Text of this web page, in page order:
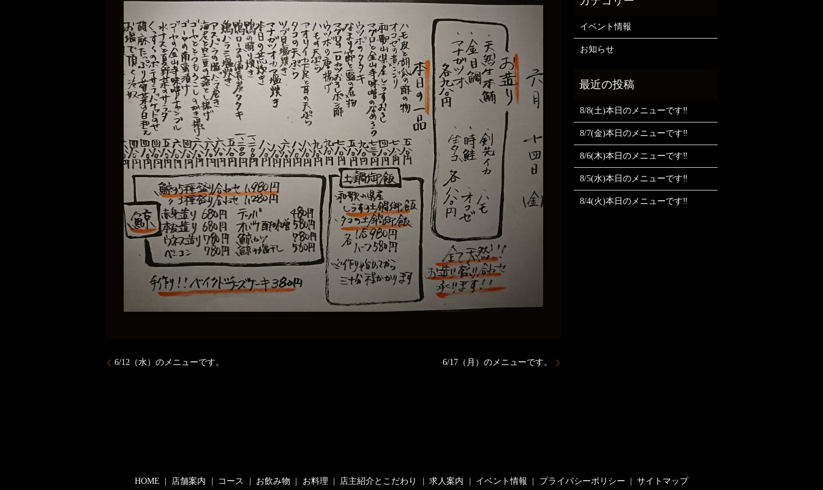
6/12（水）のメニューです。 6/17（月）のメニューです。
イベント情報
お知らせ
8/8(土)本日のメニューです‼️
8/7(金)本日のメニューです‼️
8/6(木)本日のメニューです‼️
8/5(水)本日のメニューです‼️
8/4(火)本日のメニューです‼️
HOME 店舗案内 コース お飲み物 お料理 店主紹介とこだわり 求人案内 イベント情報 プライバシーポリシー サイトマップ